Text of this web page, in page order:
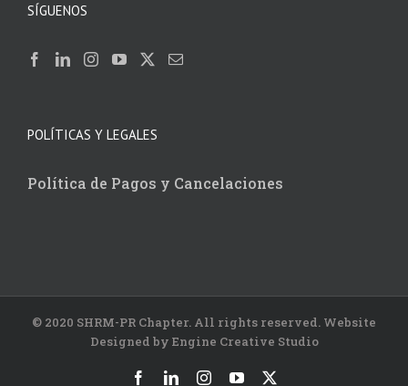
SÍGUENOS
POLÍTICAS Y LEGALES
Política de Pagos y Cancelaciones
© 2020 SHRM-PR Chapter. All rights reserved. Website
Designed by Engine Creative Studio
FacebookLinkedInInstagramYouTube